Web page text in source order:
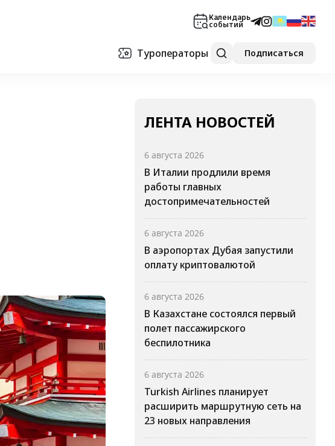
Календарь
событий
Туроператоры Подписаться
ЛЕНТА НОВОСТЕЙ
6 августа 2026
В Италии продлили время
работы главных
достопримечательностей
6 августа 2026
В аэропортах Дубая запустили
оплату криптовалютой
6 августа 2026
В Казахстане состоялся первый
полет пассажирского
беспилотника
6 августа 2026
Turkish Airlines планирует
расширить маршрутную сеть на
23 новых направления